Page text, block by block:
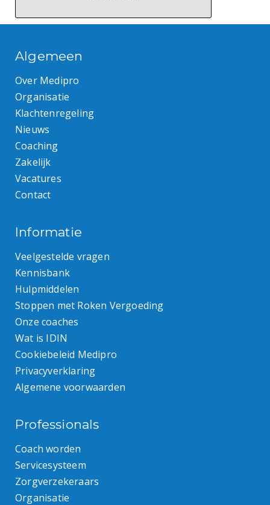
Algemeen
Over Medipro
Organisatie
Klachtenregeling
Nieuws
Coaching
Zakelijk
Vacatures
Contact
Informatie
Veelgestelde vragen
Kennisbank
Hulpmiddelen
Stoppen met Roken Vergoeding
Onze coaches
Wat is IDIN
Cookiebeleid Medipro
Privacyverklaring
Algemene voorwaarden
Professionals
Coach worden
Servicesysteem
Zorgverzekeraars
Organisatie